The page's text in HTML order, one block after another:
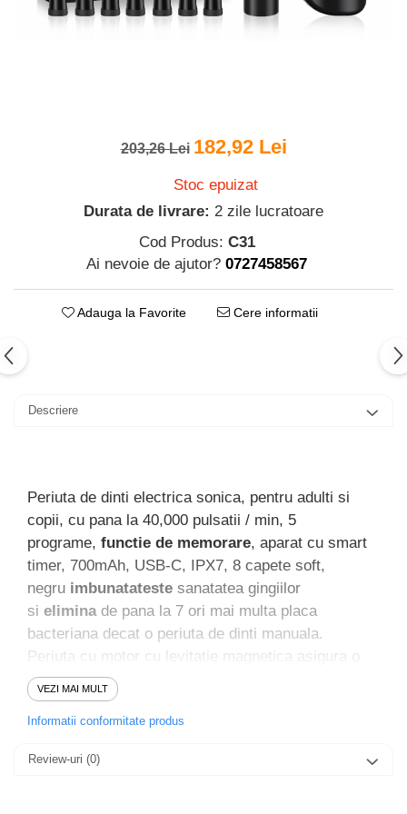
Produse Cosmetice Coreene
203,26 Lei 182,92 Lei
Stoc epuizat
Durata de livrare: 2 zile lucratoare
Cod Produs: C31
Ai nevoie de ajutor? 0727458567
Adauga la Favorite Cere informatii
Descriere
Periuta de dinti electrica sonica, pentru adulti si
copii, cu pana la 40,000 pulsatii / min, 5
programe, functie de memorare, aparat cu smart
timer, 700mAh, USB-C, IPX7, 8 capete soft,
negru imbunatateste sanatatea gingiilor
si eliminade pana la 7 ori mai multa placa
bacteriana decat o periuta de dinti manuala.
Periuta cu motor cu levitatie magnetica asigura o
bunacuratare
apa iar bateria tine aproximativ 30 zile la o singura
incarcare. Periuta vine si cu o husa de transport
vacantele dumneavoastra.
VEZI MAI MULT
Informatii conformitate produs
Review-uri (0)